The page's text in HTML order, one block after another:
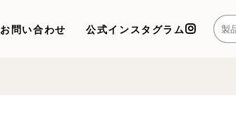
お問い合わせ 公式インスタグラム